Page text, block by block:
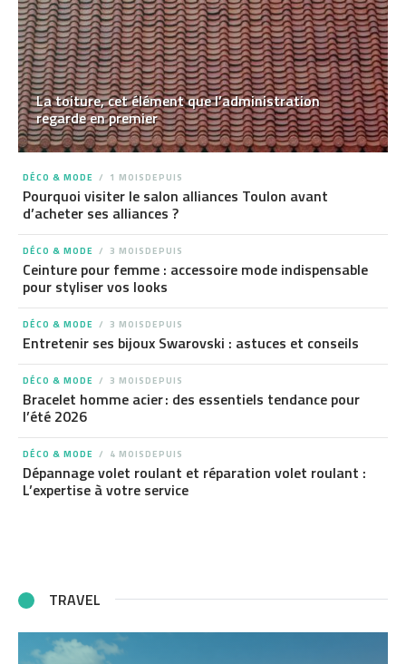
La toiture, cet élément que l’administration
regarde en premier
DÉCO & MODE 1 MOISDEPUIS
Pourquoi visiter le salon alliances Toulon avant
d’acheter ses alliances ?
DÉCO & MODE 3 MOISDEPUIS
Ceinture pour femme : accessoire mode indispensable
pour styliser vos looks
DÉCO & MODE 3 MOISDEPUIS
Entretenir ses bijoux Swarovski : astuces et conseils
DÉCO & MODE 3 MOISDEPUIS
Bracelet homme acier : des essentiels tendance pour
l’été 2026
DÉCO & MODE 4 MOISDEPUIS
Dépannage volet roulant et réparation volet roulant :
L’expertise à votre service
TRAVEL